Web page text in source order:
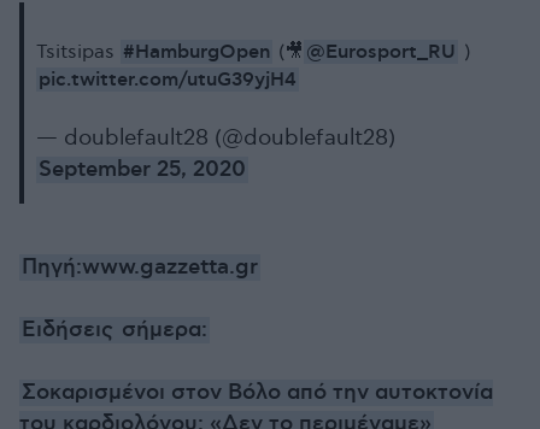
Tsitsipas #HamburgOpen (🎥 @Eurosport_RU )
pic.twitter.com/utuG39yjH4
— doublefault28 (@doublefault28)
September 25, 2020
Πηγή:www.gazzetta.gr
Ειδήσεις σήμερα:
Σοκαρισμένοι στον Βόλο από την αυτοκτονία